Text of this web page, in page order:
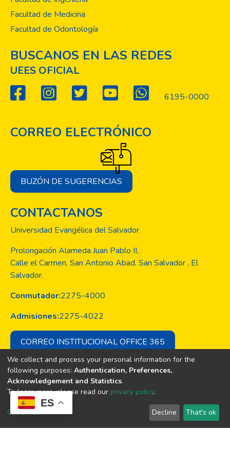
ES
Facultad de Medicina
Facultad de Odontología
BUSCANOS EN LAS REDES
UEES OFICIAL
6195-0000
CORREO ELECTRÓNICO
BUZÓN DE SUGERENCIAS
CONTACTANOS
Universidad Evangélica del Salvador
Prolongación Alameda Juan Pablo II,
Calle el Carmen, San Antonio Abad, San Salvador , El
Salvador.
Conmutador:2275-4000
Admisiones:2275-4022
CORREO INSTITUCIONAL OFFICE 365
Copyright © Todos los derechos son
de la Universidad Evangélica de El
We collect and process your personal information for the
following purposes: Authentication, Preferences,
Acknowledgement and Statistics.
To learn more, please read our privacy policy.
Customize Decline That's ok